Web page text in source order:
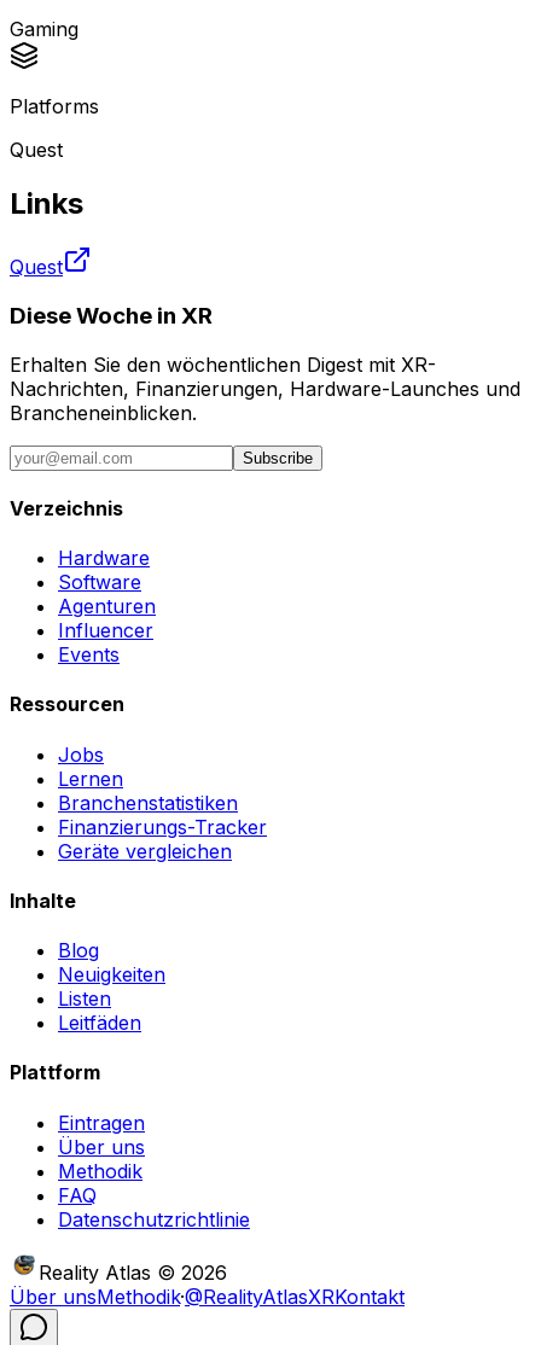
Gaming
Platforms
Quest
Links
Quest
Diese Woche in XR
Erhalten Sie den wöchentlichen Digest mit XR-
Nachrichten, Finanzierungen, Hardware-Launches und
Brancheneinblicken.
Subscribe
Verzeichnis
Hardware
Software
Agenturen
Influencer
Events
Ressourcen
Jobs
Lernen
Branchenstatistiken
Finanzierungs-Tracker
Geräte vergleichen
Inhalte
Blog
Neuigkeiten
Listen
Leitfäden
Plattform
Eintragen
Über uns
Methodik
FAQ
Datenschutzrichtlinie
Reality Atlas © 2026
Über unsMethodik·@RealityAtlasXRKontakt